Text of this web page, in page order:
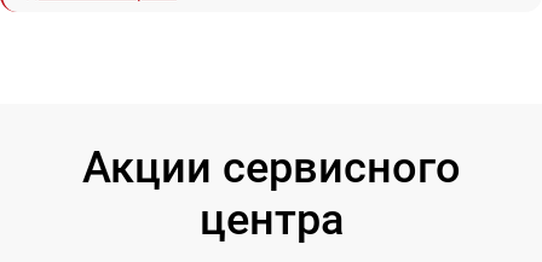
Акции сервисного
центра